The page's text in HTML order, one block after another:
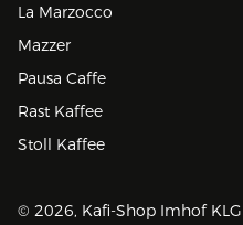
La Marzocco
Mazzer
Pausa Caffe
Rast Kaffee
Stoll Kaffee
© 2026, Kafi-Shop Imhof KLG